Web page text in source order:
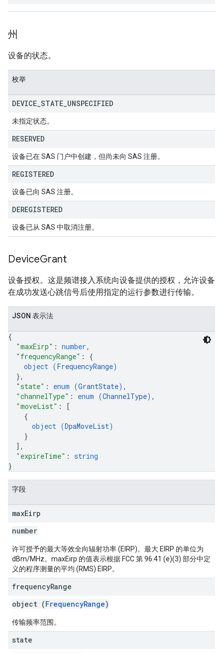
州
设备的状态。
枚举
DEVICE STATE UNSPECIFIED
未指定状态。
RESERVED
设备已在 SAS 门户中创建，但尚未向 SAS 注册。
REGISTERED
设备已向 SAS 注册。
DEREGISTERED
设备已从 SAS 中取消注册。
DeviceGrant
设备授权。这是频谱接入系统向设备提供的授权，允许设备
在成功发送心跳信号后使用指定的运行参数进行传输。
JSON 表示法
{
"maxEirp" : number,
"frequencyRange" : {
object (FrequencyRange)
},
"state" : enum (GrantState) ,
"channelType" : enum (ChannelType) ,
"moveList" :
[
{
object (DpaMoveList)
}
] ,
"expireTime" : string
}
字段
maxEirp
number
许可授予的最大等效全向辐射功率 (EIRP)。最大 EIRP 的单位为
dBm/MHz。maxEirp 的值表示根据 FCC 第 96.41 (e)(3) 部分中定
义的程序测量的平均 (RMS) EIRP。
frequencyRange
object (FrequencyRange)
传输频率范围。
state